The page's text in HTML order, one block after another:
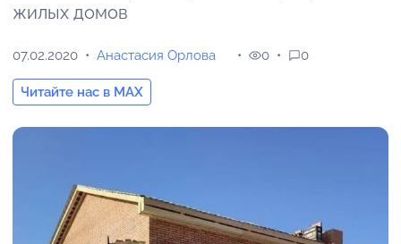
жилых домов
07.02.2020 Анастасия Орлова
Читайте нас в MAX
0 0